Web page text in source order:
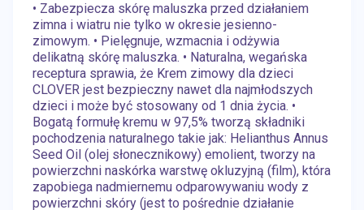
• Zabezpiecza skórę maluszka przed działaniem
zimna i wiatru nie tylko w okresie jesienno-
zimowym. • Pielęgnuje, wzmacnia i odżywia
delikatną skórę maluszka. • Naturalna, wegańska
receptura sprawia, że Krem zimowy dla dzieci
CLOVER jest bezpieczny nawet dla najmłodszych
dzieci i może być stosowany od 1 dnia życia. •
Bogatą formułę kremu w 97,5% tworzą składniki
pochodzenia naturalnego takie jak: Helianthus Annus
Seed Oil (olej słonecznikowy) emolient, tworzy na
powierzchni naskórka warstwę okluzyjną (film), która
zapobiega nadmiernemu odparowywaniu wody z
powierzchni skóry (jest to pośrednie działanie